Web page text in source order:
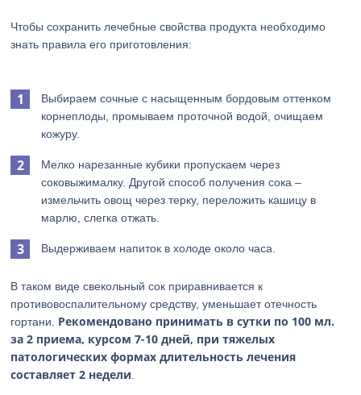
Чтобы сохранить лечебные свойства продукта необходимо
знать правила его приготовления:
Выбираем сочные с насыщенным бордовым оттенком
корнеплоды, промываем проточной водой, очищаем
кожуру.
Мелко нарезанные кубики пропускаем через
соковыжималку. Другой способ получения сока –
измельчить овощ через терку, переложить кашицу в
марлю, слегка отжать.
Выдерживаем напиток в холоде около часа.
В таком виде свекольный сок приравнивается к
противовоспалительному средству, уменьшает отечность
гортани. Рекомендовано принимать в сутки по 100 мл.
за 2 приема, курсом 7-10 дней, при тяжелых
патологических формах длительность лечения
составляет 2 недели